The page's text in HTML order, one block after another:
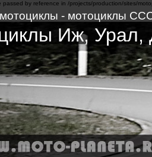
passed by reference in /projects/production/sites/
- мотоциклы
Иж, Урал,